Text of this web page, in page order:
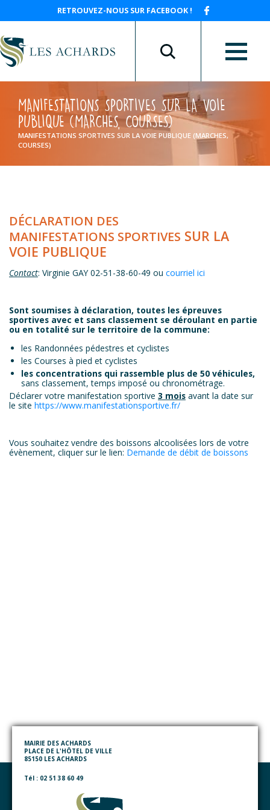
RETROUVEZ-NOUS SUR FACEBOOK !
MANIFESTATIONS SPORTIVES SUR LA VOIE
PUBLIQUE (MARCHES, COURSES)
MANIFESTATIONS SPORTIVES SUR LA VOIE PUBLIQUE (MARCHES,
COURSES)
DÉCLARATION DES
MANIFESTATIONS SPORTIVES SUR LA
VOIE PUBLIQUE
Contact: Virginie GAY 02-51-38-60-49 ou courriel ici
Sont soumises à déclaration, toutes les épreuves
sportives avec et sans classement se déroulant en partie
ou en totalité sur le territoire de la commune:
les Randonnées pédestres et cyclistes
les Courses à pied et cyclistes
les concentrations qui rassemble plus de 50 véhicules,
sans classement, temps imposé ou chronométrage.
Déclarer votre manifestation sportive 3 mois avant la date sur
le site https://www.manifestationsportive.fr/
Vous souhaitez vendre des boissons alcoolisées lors de votre
évènement, cliquer sur le lien: Demande de débit de boissons
MAIRIE DES ACHARDS
PLACE DE L'HÔTEL DE VILLE
85150 LES ACHARDS
Tél : 02 51 38 60 49